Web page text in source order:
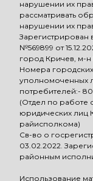
нарушении их
рассматривать
нарушении их
Зарегистрирован
№569899 от
город Кричев, м-н
Номера
уполномоченных
потребителей:-
(Отдел по работе
юридических лиц
райисполкома)
Св-во о
03.02.2022.
районным
Использование